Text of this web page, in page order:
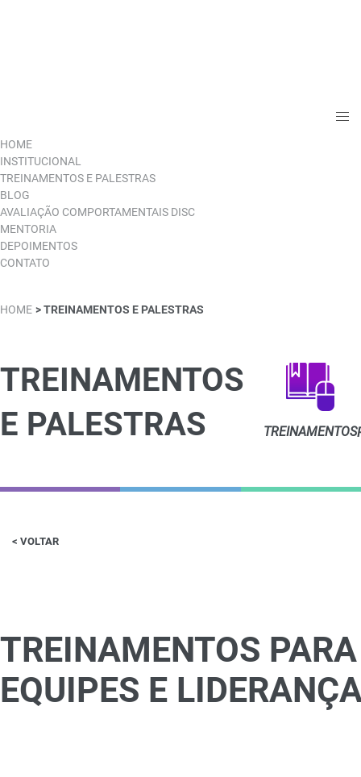
HOME
INSTITUCIONAL
TREINAMENTOS E PALESTRAS
BLOG
AVALIAÇÃO COMPORTAMENTAIS DISC
MENTORIA
DEPOIMENTOS
CONTATO
HOME > TREINAMENTOS E PALESTRAS
TREINAMENTOS
E PALESTRAS
TREINAMENTOS
< VOLTAR
TREINAMENTOS PARA
EQUIPES E